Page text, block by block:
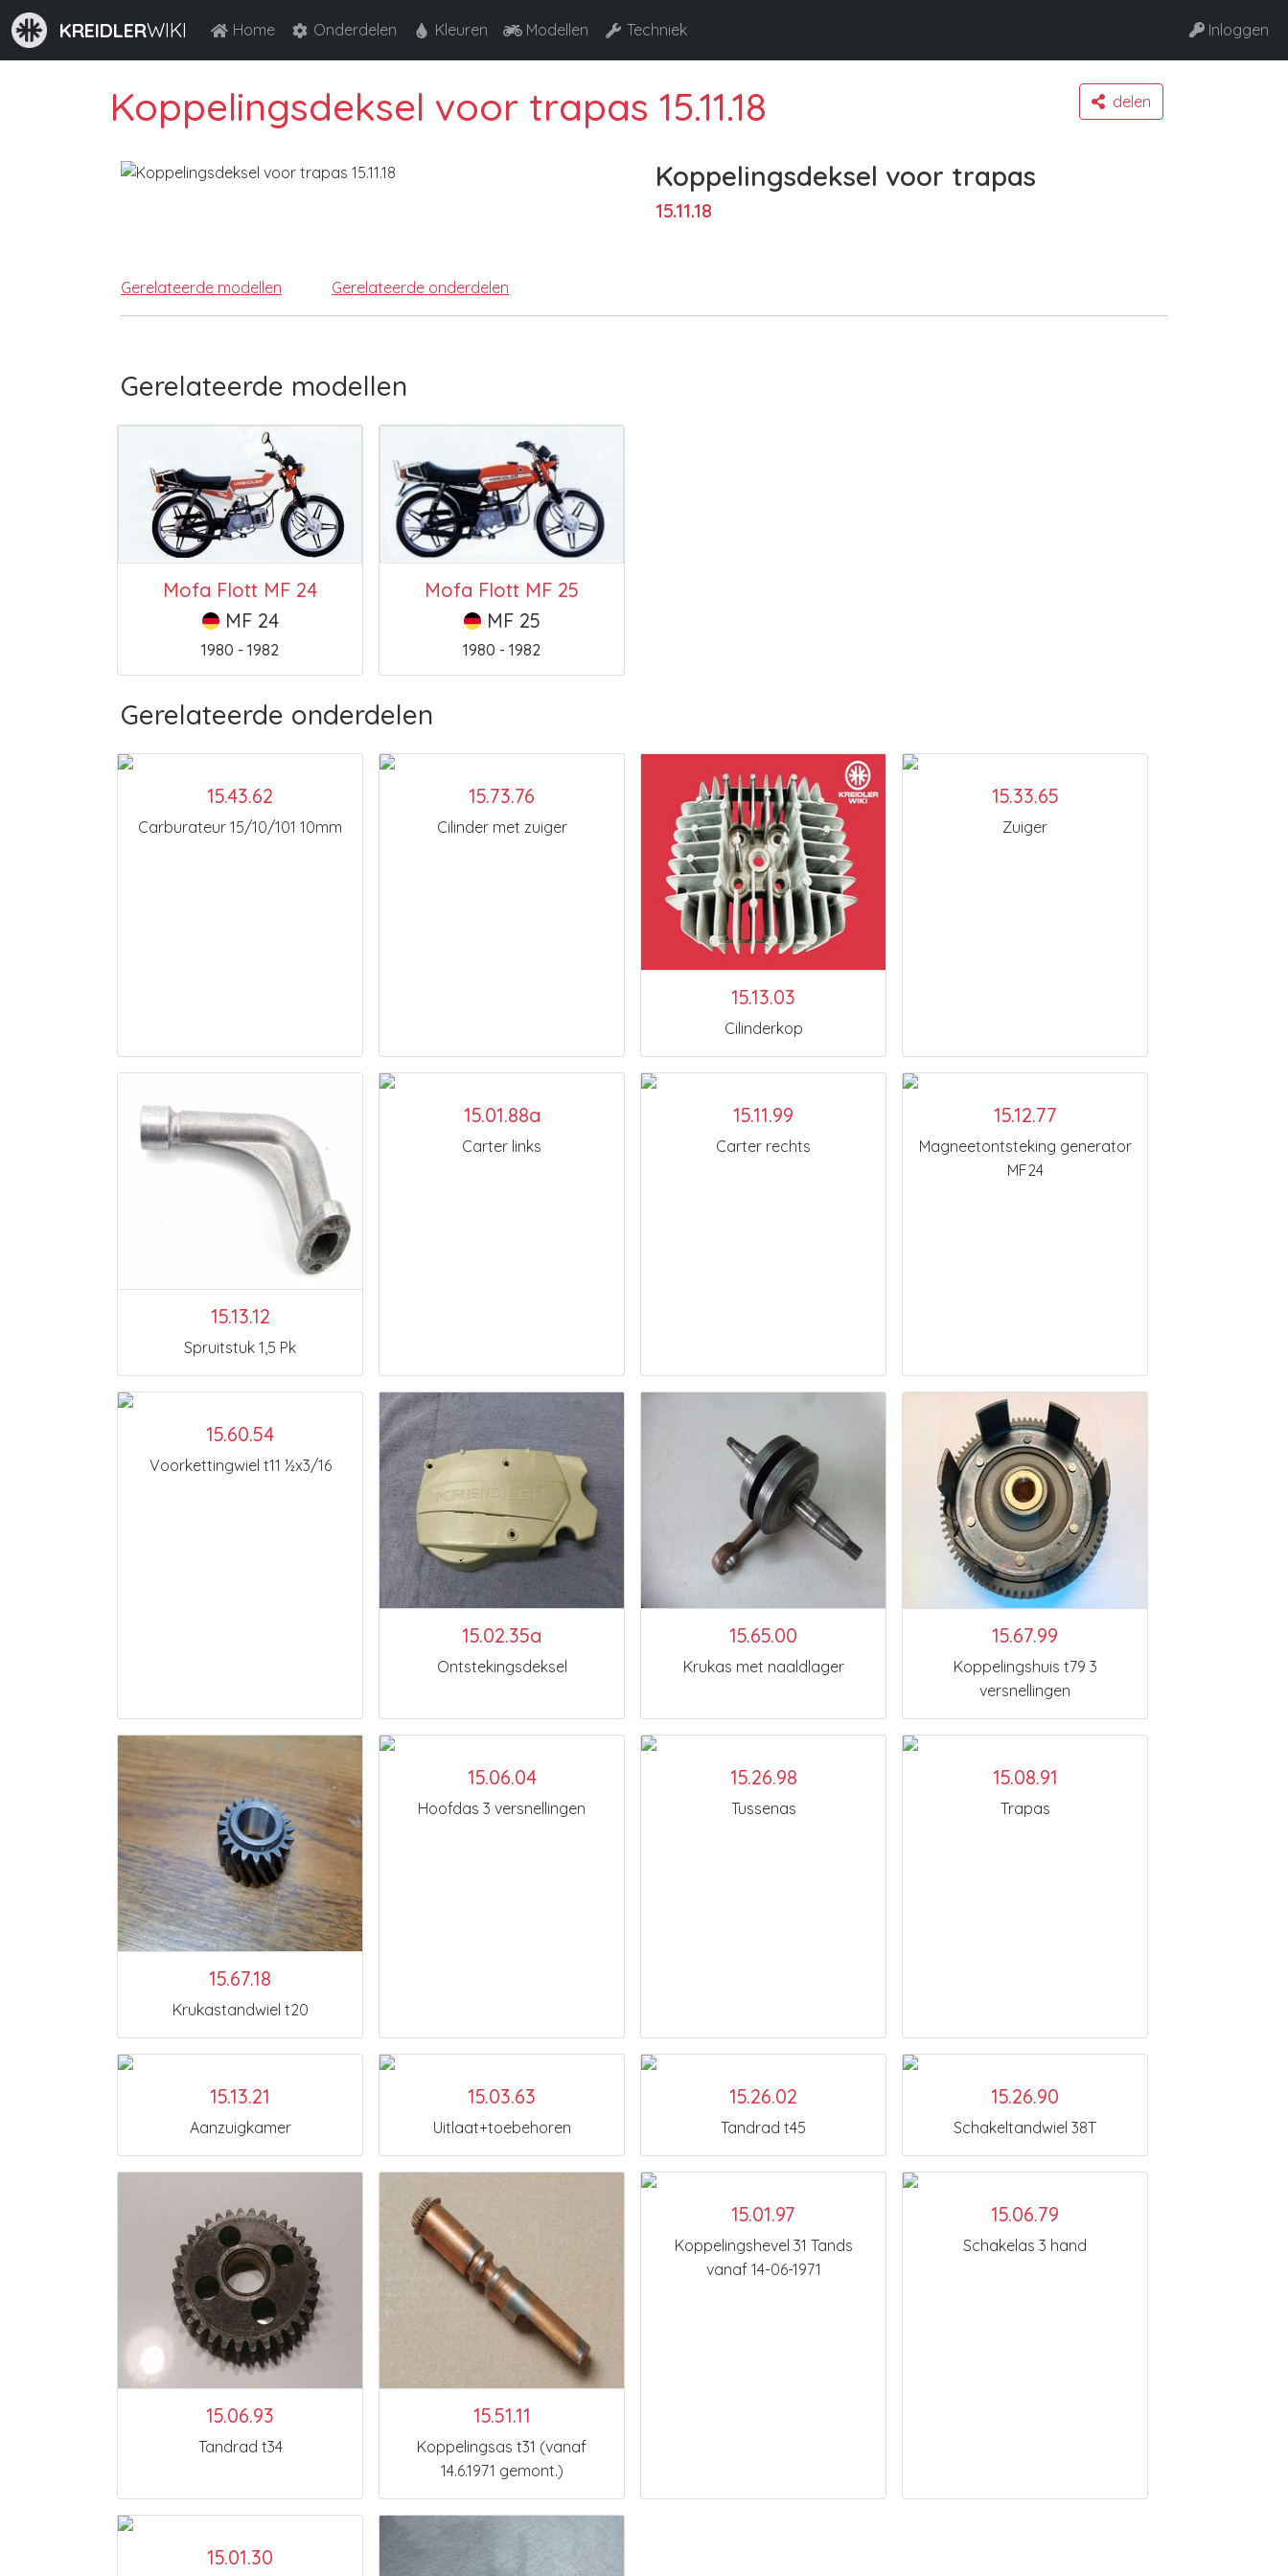
KREIDLERWIKI Home Onderdelen Kleuren Modellen Techniek Inloggen
Koppelingsdeksel voor trapas 15.11.18 delen
Koppelingsdeksel voor trapas
15.11.18
Gerelateerde modellen Gerelateerde onderdelen
Gerelateerde modellen
Mofa Flott MF 24
MF 24
1980 - 1982
Mofa Flott MF 25
MF 25
1980 - 1982
Gerelateerde onderdelen
15.43.62
Carburateur 15/10/101 10mm
15.73.76
Cilinder met zuiger
15.13.03
Cilinderkop
15.33.65
Zuiger
15.13.12
Spruitstuk 1,5 Pk
15.01.88a
Carter links
15.11.99
Carter rechts
15.12.77
Magneetontsteking generator
MF24
15.60.54
Voorkettingwiel t11 ½x3/16
15.02.35a
Ontstekingsdeksel
15.65.00
Krukas met naaldlager
15.67.99
Koppelingshuis t79 3
versnellingen
15.67.18
Krukastandwiel t20
15.06.04
Hoofdas 3 versnellingen
15.26.98
Tussenas
15.08.91
Trapas
15.13.21
Aanzuigkamer
15.03.63
Uitlaat+toebehoren
15.26.02
Tandrad t45
15.26.90
Schakeltandwiel 38T
15.06.93
Tandrad t34
15.51.11
Koppelingsas t31 (vanaf
14.6.1971 gemont.)
15.01.97
Koppelingshevel 31 Tands
vanaf 14-06-1971
15.06.79
Schakelas 3 hand
15.01.30